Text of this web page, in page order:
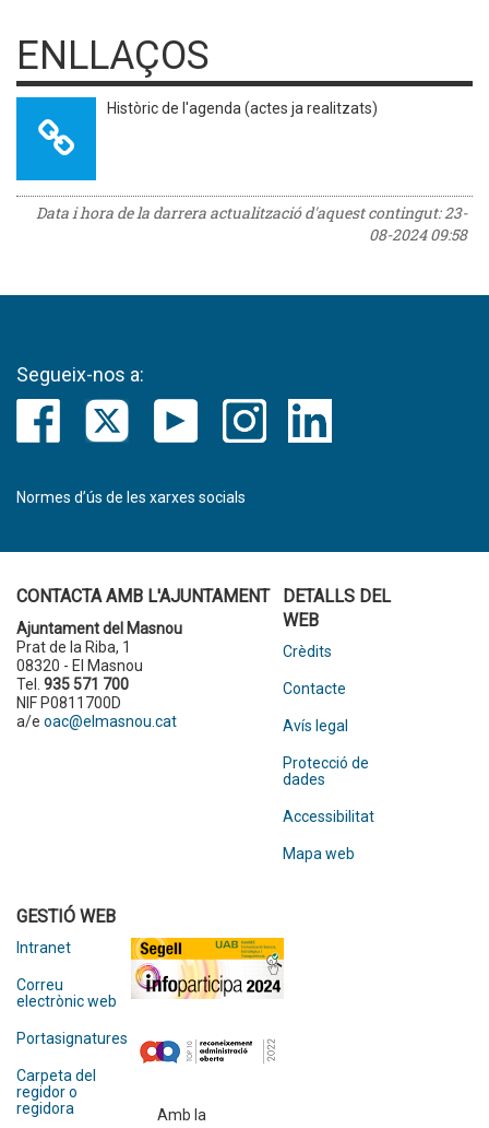
ENLLAÇOS
Històric de l'agenda (actes ja realitzats)
Data i hora de la darrera actualització d'aquest contingut:23-
08-2024 09:58
Segueix-nos a:
Normes d’ús de les xarxes socials
CONTACTA AMB L'AJUNTAMENT
Ajuntament del Masnou
Prat de la Riba, 1
08320 - El Masnou
Tel. 935 571 700
NIF P0811700D
a/e oac@elmasnou.cat
DETALLS DEL
WEB
Crèdits
Contacte
Avís legal
Protecció de
dades
Accessibilitat
Mapa web
GESTIÓ WEB
Intranet
Correu
electrònic web
Portasignatures
Carpeta del
regidor o
regidora
Amb la